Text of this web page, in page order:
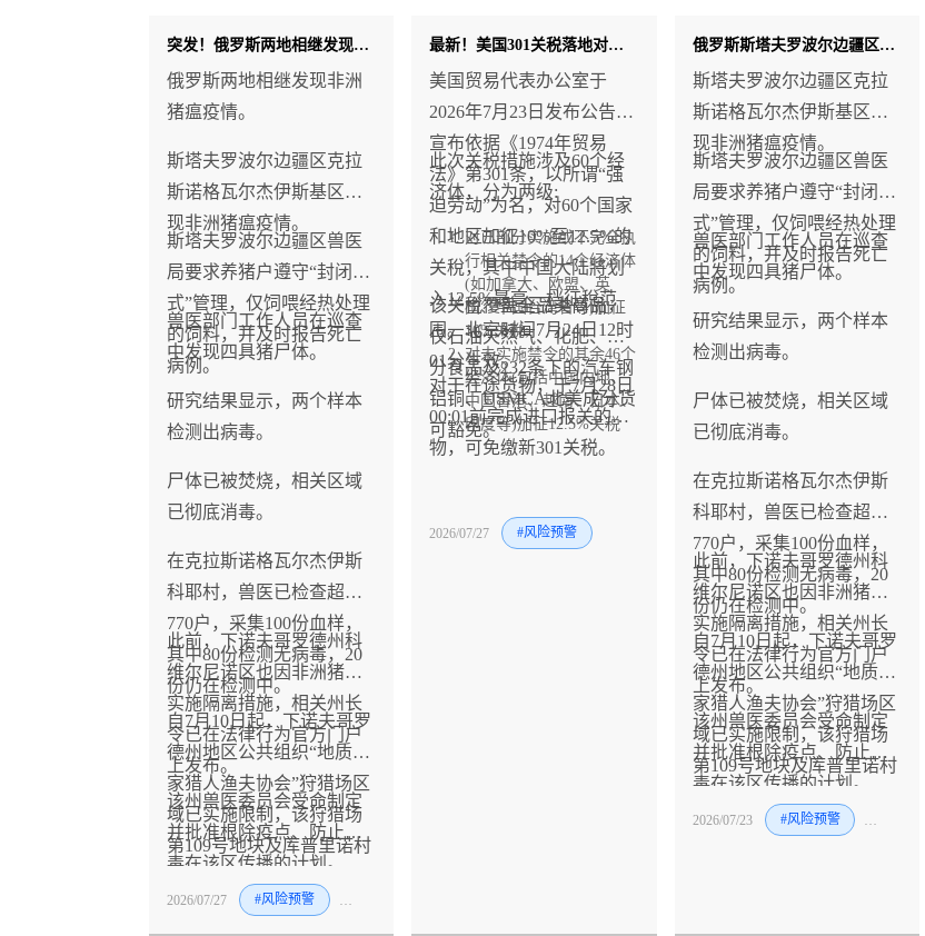
突发！俄罗斯两地相继发现非洲猪瘟疫情
俄罗斯两地相继发现非洲
猪瘟疫情。
斯塔夫罗波尔边疆区克拉
斯诺格瓦尔杰伊斯基区发
现非洲猪瘟疫情。
斯塔夫罗波尔边疆区兽医
局要求养猪户遵守“封闭
式”管理，仅饲喂经热处理
的饲料，并及时报告死亡
病例。
兽医部门工作人员在巡查
中发现四具猪尸体。
研究结果显示，两个样本
检测出病毒。
尸体已被焚烧，相关区域
已彻底消毒。
在克拉斯诺格瓦尔杰伊斯
科耶村，兽医已检查超过
770户，采集100份血样，
其中80份检测无病毒，20
份仍在检测中。
此前，下诺夫哥罗德州科
维尔尼诺区也因非洲猪瘟
实施隔离措施，相关州长
令已在法律行为官方门户
上发布。
自7月10日起，下诺夫哥罗
德州地区公共组织“地质学
家猎人渔夫协会”狩猎场区
域已实施限制，该狩猎场
第109号地块及库普里诺村
受感染场所，确诊非洲猪
该州兽医委员会受命制定
并批准根除疫点、防止病
毒在该区传播的计划。
2026/07/27 #风险预警
最新！美国301关税落地对中国征12.5%，7月24日起生效
美国贸易代表办公室于
2026年7月23日发布公告，
宣布依据《1974年贸易
法》第301条，以所谓“强
迫劳动”为名，对60个国家
和地区加征10%至12.5%的
关稅，其中中国大陆將划
入12.5%最高一档征稅范
围。北京时间7月24日12时
01分生效。
此次关税措施涉及60个经
济体，分为两级:
对已部分实施或不完全执
行相关禁令的14个经济体
(如加拿大、欧盟、英
国、中国台湾省等)加征
10%关稅;
对未实施禁令的其余46个
经济体(包括中国内地、
中国香港、越南、日本、
印度等)加征12.5%关税
该关稅覆盖全品类商品，
仅石油天然气、化肥、部
分食品及232条下的汽车钢
铝铜、USMCA北美成分货
可豁免。
对干在途货物，于7月28日
00:01前完成进口报关的货
物，可免缴新301关税。
2026/07/27 #风险预警
俄罗斯斯塔夫罗波尔边疆区与下诺夫哥罗德州相继发现非洲猪瘟疫情
斯塔夫罗波尔边疆区克拉
斯诺格瓦尔杰伊斯基区发
现非洲猪瘟疫情。
斯塔夫罗波尔边疆区兽医
局要求养猪户遵守“封闭
式”管理，仅饲喂经热处理
的饲料，并及时报告死亡
病例。
兽医部门工作人员在巡查
中发现四具猪尸体。
研究结果显示，两个样本
检测出病毒。
尸体已被焚烧，相关区域
已彻底消毒。
在克拉斯诺格瓦尔杰伊斯
科耶村，兽医已检查超过
770户，采集100份血样，
其中80份检测无病毒，20
份仍在检测中。
此前，下诺夫哥罗德州科
维尔尼诺区也因非洲猪瘟
实施隔离措施，相关州长
令已在法律行为官方门户
上发布。
自7月10日起，下诺夫哥罗
德州地区公共组织“地质学
家猎人渔夫协会”狩猎场区
域已实施限制，该狩猎场
第109号地块及库普里诺村
受感染场所，确诊非洲猪
该州兽医委员会受命制定
并批准根除疫点、防止病
毒在该区传播的计划。
2026/07/23 #风险预警